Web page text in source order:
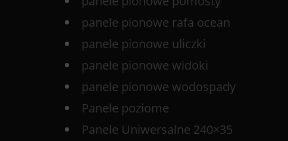
panele pionowe rafa ocean
panele pionowe uliczki
panele pionowe widoki
panele pionowe wodospady
Panele poziome
Panele Uniwersalne 240×35